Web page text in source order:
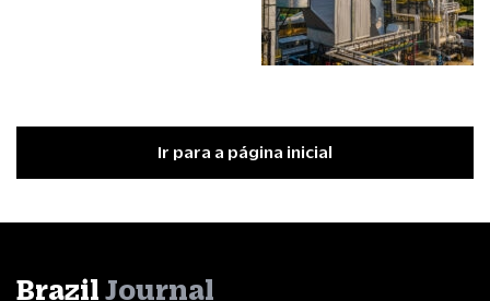
Ir para a página inicial
Brazil Journal